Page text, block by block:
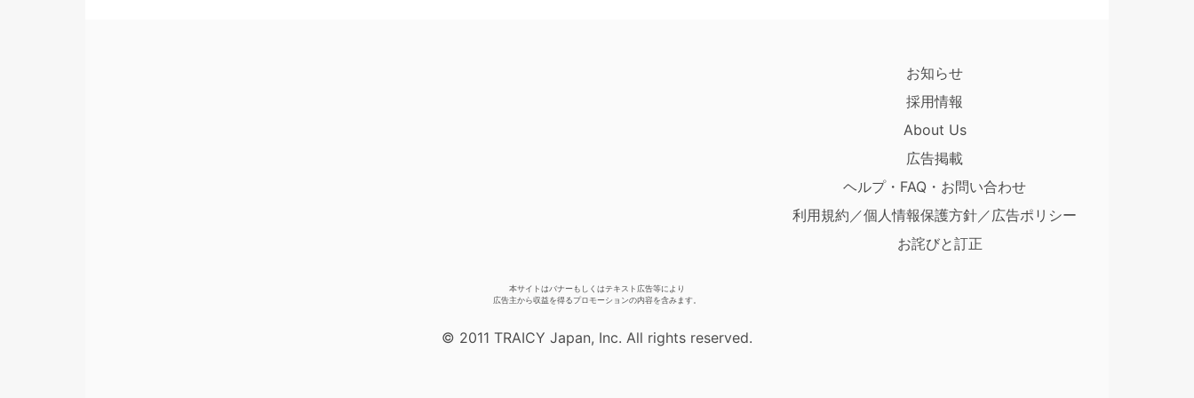
お知らせ
採用情報
About Us
広告掲載
ヘルプ・FAQ・お問い合わせ
利用規約／個人情報保護方針／広告ポリシー
お詫びと訂正
本サイトはバナーもしくはテキスト広告等により
広告主から収益を得るプロモーションの内容を含みます。
© 2011 TRAICY Japan, Inc. All rights reserved.